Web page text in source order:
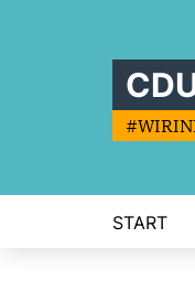
START